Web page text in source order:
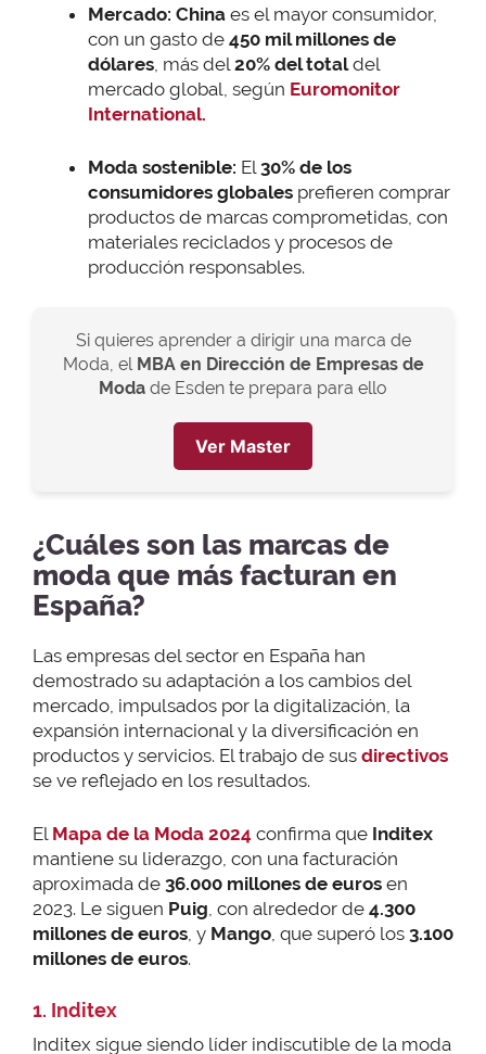
Mercado: China es el mayor consumidor,
con un gasto de 450 mil millones de
dólares, más del20% del totaldel
mercado global, según Euromonitor
International.
Moda sostenible: El 30% de los
consumidores globales prefieren comprar
productos de marcas comprometidas, con
materiales reciclados y procesos de
producción responsables.
Si quieres aprender a dirigir una marca de
Moda, el MBA en Dirección de Empresas de
Moda de Esden te prepara para ello
Ver Master
¿Cuáles son las marcas de
moda que más facturan en
España?
Las empresas del sector en España han
demostrado su adaptación a los cambios del
mercado, impulsados por la digitalización, la
expansión internacional y la diversificación en
productos y servicios. El trabajo de sus directivos
se ve reflejado en los resultados.
El Mapa de la Moda 2024 confirma que Inditex
mantiene su liderazgo, con una facturación
aproximada de 36.000 millones de euros en
2023. Le siguen Puig , con alrededor de 4.300
millones de euros , y Mango , que superó los 3.100
millones de euros.
1. Inditex
Inditex sigue siendo líder indiscutible de la moda